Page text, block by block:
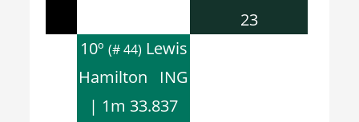
23
10º (# 44) Lewis
Hamilton ING
| 1m 33.837